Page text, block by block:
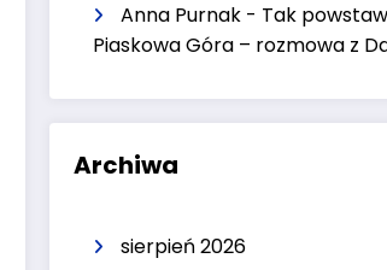
Anna Purnak - Tak
Piaskowa Góra – rozmowa z
Archiwa
sierpień 2026